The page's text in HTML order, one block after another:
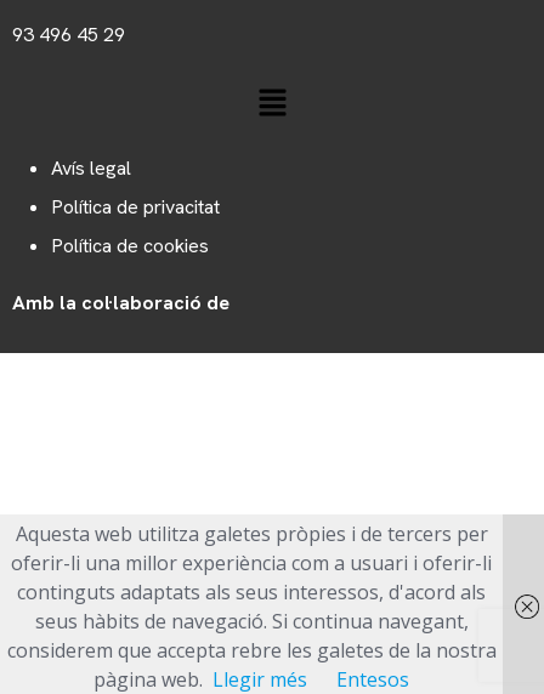
93 496 45 29
Avís legal
Política de privacitat
Política de cookies
Amb la col·laboració de
Aquesta web utilitza galetes pròpies i de tercers per
oferir-li una millor experiència com a usuari i oferir-li
continguts adaptats als seus interessos, d'acord als
seus hàbits de navegació. Si continua navegant,
considerem que accepta rebre les galetes de la nostra
pàgina web. Llegir més Entesos